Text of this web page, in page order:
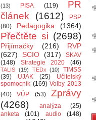
(13)
PISA (119)
PR
článek
(1612)
PSP
(80)
Pedagogika (1364)
Přečtěte si (2698)
Přijímačky (216)
RVP
(627)
SCIO (317)
SKAV
(148)
Strategie 2020 (46)
TALIS (19) TEDx (10)
TIMSS
(39)
UJAK (25)
Učitelský
spomocník (169) Volby 2013
(40)
VÚP (53)
Zprávy
(4268)
analýza
(25)
anketa
(101) audio (148)